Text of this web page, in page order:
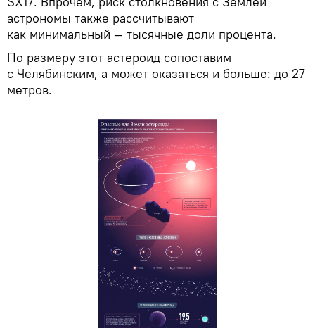
астрономы также рассчитывают
как минимальный — тысячные доли процента.
По размеру этот астероид сопоставим
с Челябинским, а может оказаться и больше: до 27
метров.